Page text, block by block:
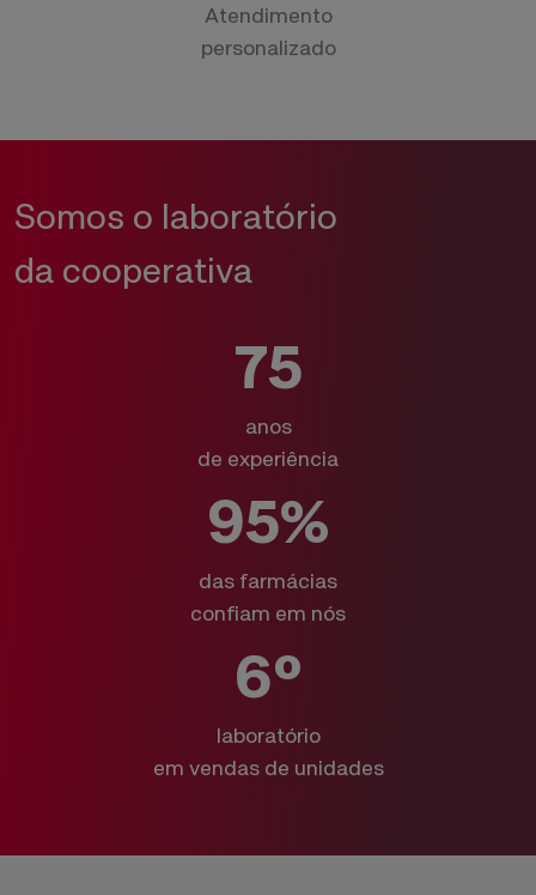
Atendimento
personalizado
Somos o laboratório
da cooperativa
75
anos
de experiência
95%
das farmácias
confiam em nós
6º
laboratório
em vendas de unidades